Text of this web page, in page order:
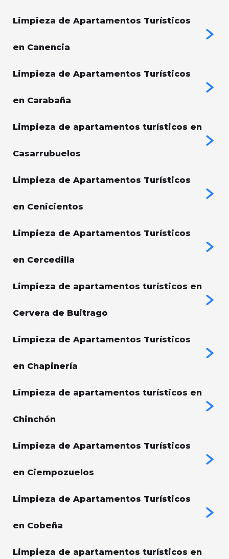
Limpieza de Apartamentos Turísticos
en Canencia
Limpieza de Apartamentos Turísticos
en Carabaña
Limpieza de apartamentos turísticos en
Casarrubuelos
Limpieza de Apartamentos Turísticos
en Cenicientos
Limpieza de Apartamentos Turísticos
en Cercedilla
Limpieza de apartamentos turísticos en
Cervera de Buitrago
Limpieza de Apartamentos Turísticos
en Chapinería
Limpieza de apartamentos turísticos en
Chinchón
Limpieza de Apartamentos Turísticos
en Ciempozuelos
Limpieza de Apartamentos Turísticos
en Cobeña
Limpieza de apartamentos turísticos en